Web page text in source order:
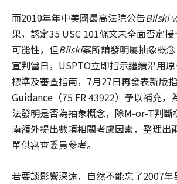
而2010年年中美國最高法院公告Bilski
果，認定35 USC 101條文未全面否定
可能性，但Bilski案所請發明屬抽象概念
宣判當日，USPTO立即指示繼續沿用
標準及審查指南，7月27日再發表新版
Guidance（75 FR 43922）予以補充，
法發明是否為抽象概念，除M-or-T判斷
南額外提出數項相關考慮因素，整理出
單供審查委員參考。
若要談影響深遠，自然不能忘了2007